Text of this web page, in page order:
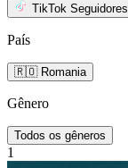
TikTok Seguidores
País
🇷🇴 Romania
Gênero
Todos os gêneros
1